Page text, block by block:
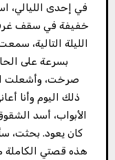
في إحدى الليالي، استيقظت على صوت غريب يشبه “تكتكة”
خفيفة في سقف
الليلة التالية،
بسرعة على
صرخت، وأشعلت
ذلك اليوم وأنا
الأبواب، أسد
كان يعود. بحثت،
هذه قصتي الكاملة